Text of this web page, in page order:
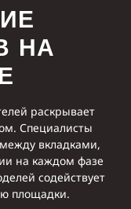
НА
раскрывает
Специалисты
вкладками,
на каждом фазе
содействует
площадки.